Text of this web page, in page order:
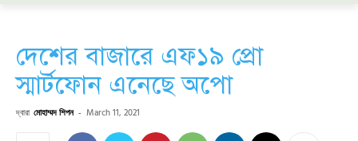
দেশের বাজারে এফ১৯ প্রো
স্মার্টফোন এনেছে অপো
দ্বারা মোহাম্মদ শিপন - March 11, 2021